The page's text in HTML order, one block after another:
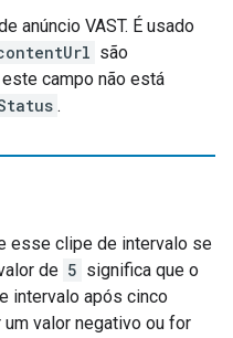
anúncio VAST. É usado
são
campo não está
.
esse clipe de intervalo se
de 5 significa que o
intervalo após cinco
valor negativo ou for